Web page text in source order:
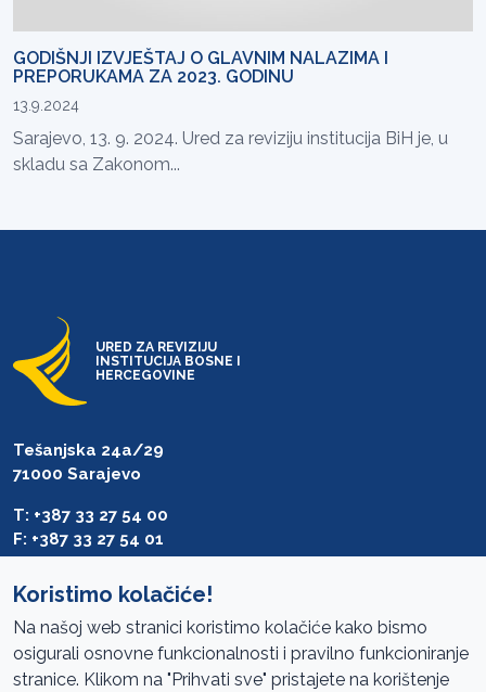
GODIŠNJI IZVJEŠTAJ O GLAVNIM NALAZIMA I
PREPORUKAMA ZA 2023. GODINU
13.9.2024
Sarajevo, 13. 9. 2024. Ured za reviziju institucija BiH je, u
skladu sa Zakonom...
URED ZA REVIZIJU
INSTITUCIJA BOSNE I
HERCEGOVINE
Tešanjska 24a/29
71000 Sarajevo
T: +387 33 27 54 00
F: +387 33 27 54 01
Pristup informacijama
Koristimo kolačiće!
Na našoj web stranici koristimo kolačiće kako bismo
osigurali osnovne funkcionalnosti i pravilno funkcioniranje
stranice. Klikom na "Prihvati sve" pristajete na korištenje